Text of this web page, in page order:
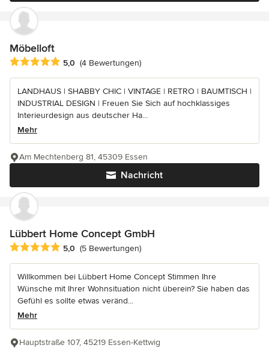
Möbelloft
Durchschnittliche Bewertung: 5 von 5 Sternen
5,0 (4 Bewertungen)
LANDHAUS | SHABBY CHIC | VINTAGE | RETRO | BAUMTISCH |
INDUSTRIAL DESIGN | Freuen Sie Sich auf hochklassiges
Interieurdesign aus deutscher Ha...
Mehr
Nachricht
Am Mechtenberg 81, 45309 Essen
Lübbert Home Concept GmbH
Durchschnittliche Bewertung: 5 von 5 Sternen
5,0 (5 Bewertungen)
Willkommen bei Lübbert Home Concept Stimmen Ihre
Wünsche mit Ihrer Wohnsituation nicht überein? Sie haben das
Gefühl es sollte etwas veränd...
Mehr
Hauptstraße 107, 45219 Essen-Kettwig